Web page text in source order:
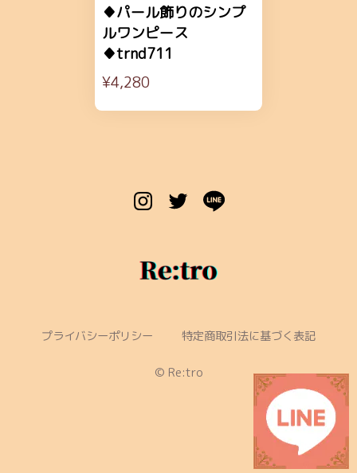
♦パール飾りのシンプ
ルワンピース
♦trnd711
¥4,280
プライバシーポリシー 特定商取引法に基づく表記
©︎ Re:tro